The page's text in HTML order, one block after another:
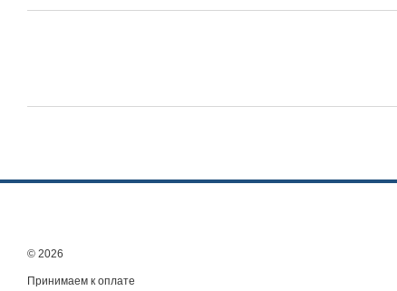
© 2026
Принимаем к оплате